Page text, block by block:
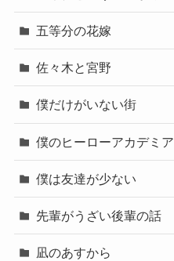
五等分の花嫁
佐々木と宮野
僕だけがいない街
僕のヒーローアカデミア
僕は友達が少ない
先輩がうざい後輩の話
凪のあすから